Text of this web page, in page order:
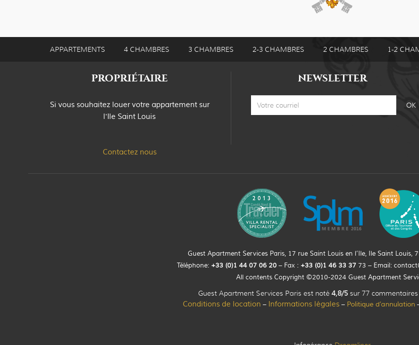
APPARTEMENTS 4 CHAMBRES 3 CHAMBRES 2-3 CHAMBRES 2 CHAMBRES 1-2
PROPRIÉTAIRE
Si vous souhaitez louer votre appartement sur
l'Ile Saint Louis
Contactez nous
NEWSLETTER
Guest Apartment Services Paris, 17 rue Saint Louis en l’Ile, Ile Saint Louis,
Téléphone: +33 (0)1 4407 06 20– Fax : +33(0)1 46 33 37 73 – Email:
All contents Copyright ©2010-2024 Guest Apartment
Guest Apartment Services Paris est noté 4,8/5sur 77
Conditions de location – Informations légales– Politique d’annulation